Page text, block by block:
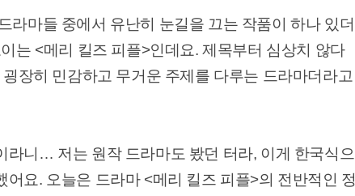
라마들 중에서 유난히 눈길을 끄는 작품이 하나 있더
는 <메리 킬즈 피플>인데요. 제목부터 심상치 않다
장히 민감하고 무거운 주제를 다루는 드라마더라고
라니… 저는 원작 드라마도 봤던 터라, 이게 한국식으
요. 오늘은 드라마 <메리 킬즈 피플>의 전반적인 정